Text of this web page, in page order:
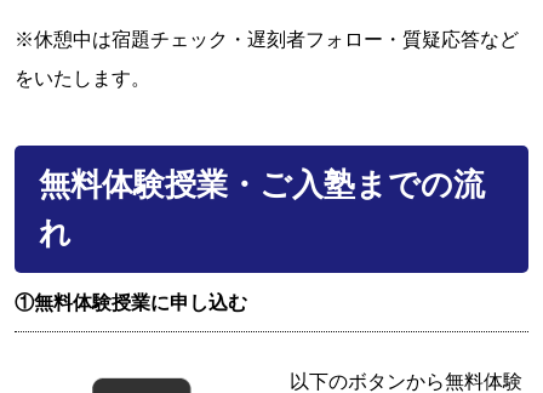
※休憩中は宿題チェック・遅刻者フォロー・質疑応答など
をいたします。
無料体験授業・ご入塾までの流
れ
①無料体験授業に申し込む
以下のボタンから無料体験